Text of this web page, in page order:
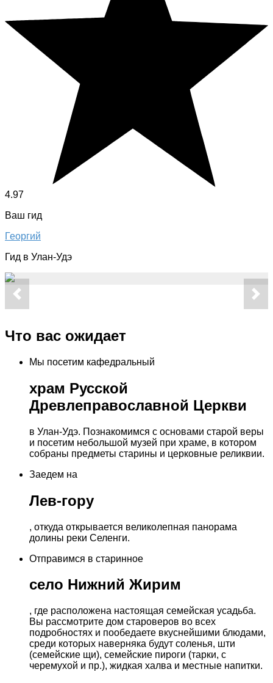
4.97
Ваш гид
Георгий
Гид в Улан-Удэ
Что вас ожидает
Мы посетим кафедральный
храм Русской
Древлеправославной Церкви
в Улан-Удэ. Познакомимся с основами старой веры
и посетим небольшой музей при храме, в котором
собраны предметы старины и церковные реликвии.
Заедем на
Лев-гору
, откуда открывается великолепная панорама
долины реки Селенги.
Отправимся в старинное
село Нижний Жирим
, где расположена настоящая семейская усадьба.
Вы рассмотрите дом староверов во всех
подробностях и пообедаете вкуснейшими блюдами,
среди которых наверняка будут соленья, шти
(семейские щи), семейские пироги (тарки, с
черемухой и пр.), жидкая халва и местные напитки.